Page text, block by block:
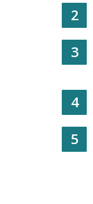
2
3
4
5